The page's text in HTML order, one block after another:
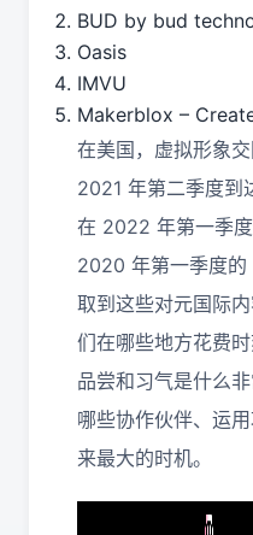
BUD by bud
Oasis
IMVU
Makerblox –
在美国，虚拟形象
2021 年第二季度到
在 2022 年第一季
2020 年第一季度
取到这些对元国际
们在哪些地方花费
品尝和习气是什么
哪些协作伙伴、运
来最大的时机。